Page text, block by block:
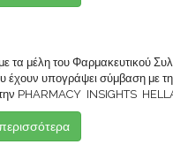
τα μέλη του Φαρμακευτικού
έχουν υπογράψει σύμβαση με
PHARMACY INSIGHTS